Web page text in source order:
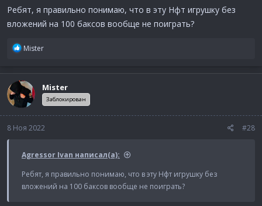
Ребят, я правильно понимаю, что в эту Нфт игрушку без
вложений на 100 баксов вообще не поиграть?
Р
к
ц
и
и
Mister
Mister
Заблокирован
8 Ноя 2022 #28
Agressor Ivan написал(а):
Ребят, я правильно понимаю, что в эту Нфт игрушку без
вложений на 100 баксов вообще не поиграть?